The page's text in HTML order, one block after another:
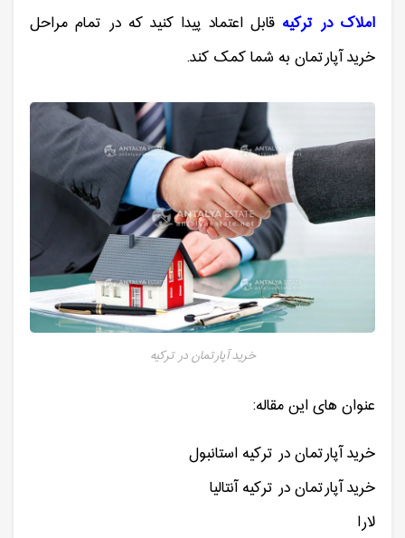
املاک در ترکیه قابل اعتماد پیدا کنید که در تمام مراحل
خرید آپارتمان به شما کمک کند.
خرید آپارتمان در ترکیه
عنوان های این مقاله:
خرید آپارتمان در ترکیه استانبول
خرید آپارتمان در ترکیه آنتالیا
لارا